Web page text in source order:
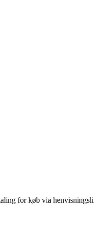
for køb via